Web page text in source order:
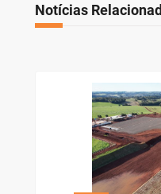
Notícias